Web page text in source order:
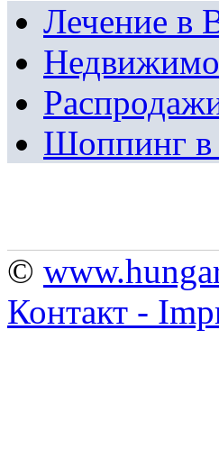
Лечение в
Шоппинг в
©
Контакт -